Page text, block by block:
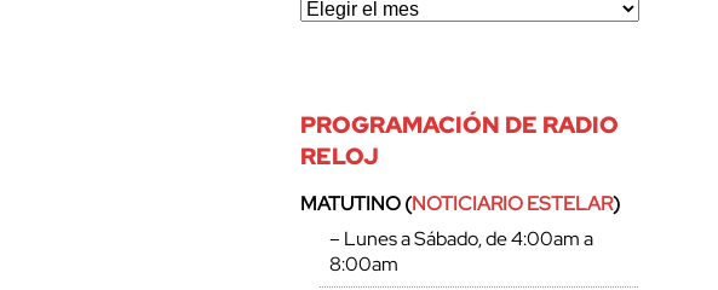
PROGRAMACIÓN DE RADIO
RELOJ
MATUTINO (NOTICIARIO ESTELAR)
– Lunes a Sábado, de 4:00am a
8:00am